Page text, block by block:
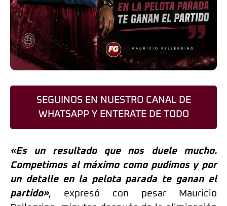
SEGUINOS EN NUESTRO CANAL DE
WHATSAPP Y ENTERATE DE TODO
«Es un resultado que nos duele mucho.
Competimos al máximo como pudimos y por
un detalle en la pelota parada te ganan el
partido», expresó con pesar Mauricio